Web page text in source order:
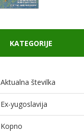
KATEGORIJE
Aktualna številka
Ex-yugoslavija
Kopno